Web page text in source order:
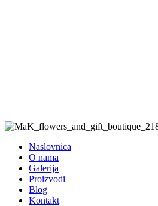
Naslovnica
O nama
Galerija
Proizvodi
Blog
Kontakt